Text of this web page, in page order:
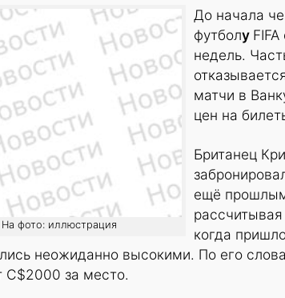
На фото: иллюстрация
До начала
футболу
недель.
матчи в
цен на
Британец
ещё
когда
неожиданно высокими. По его
C$2000 за место.